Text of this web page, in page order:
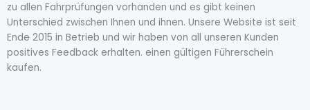
zu allen Fahrprüfungen vorhanden und es gibt keinen
Unterschied zwischen Ihnen und ihnen. Unsere Website ist seit
Ende 2015 in Betrieb und wir haben von all unseren Kunden
positives Feedback erhalten. einen gültigen Führerschein
kaufen.